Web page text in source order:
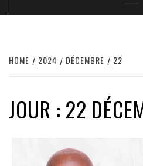
HOME 2024 DÉCEMBRE 22
JOUR : 22